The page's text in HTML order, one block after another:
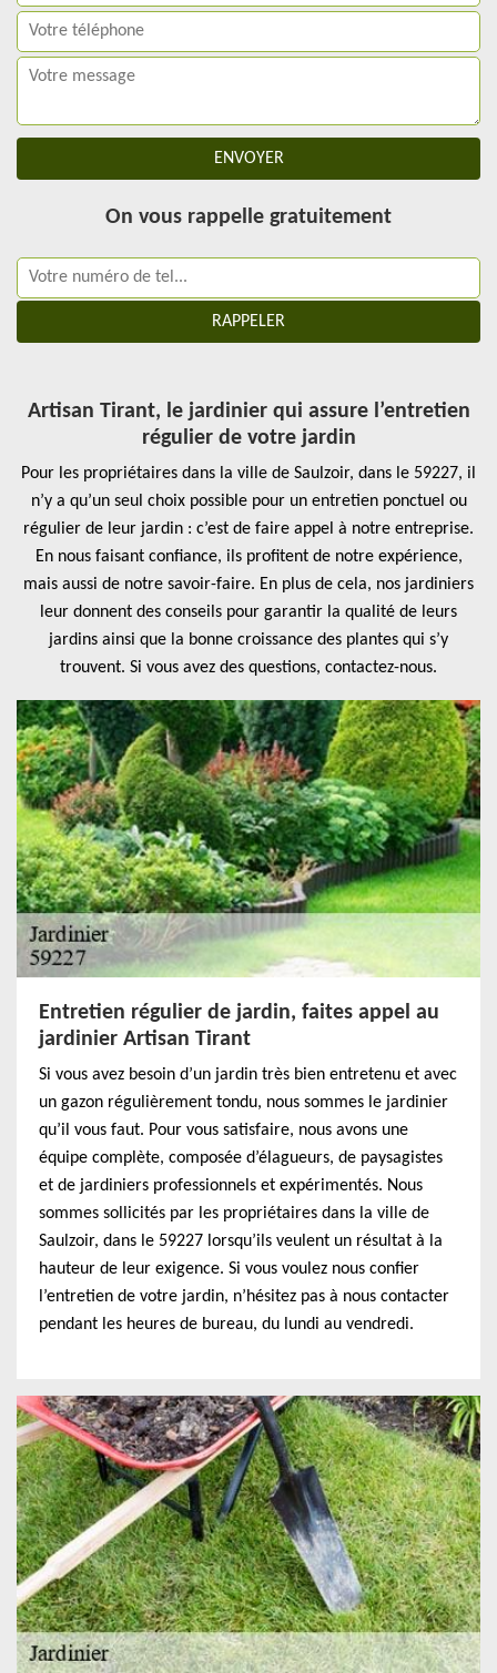
On vous rappelle gratuitement
Artisan Tirant, le jardinier qui assure l’entretien
régulier de votre jardin
Pour les propriétaires dans la ville de Saulzoir, dans le 59227, il
n’y a qu’un seul choix possible pour un entretien ponctuel ou
régulier de leur jardin : c’est de faire appel à notre entreprise.
En nous faisant confiance, ils profitent de notre expérience,
mais aussi de notre savoir-faire. En plus de cela, nos jardiniers
leur donnent des conseils pour garantir la qualité de leurs
jardins ainsi que la bonne croissance des plantes qui s’y
trouvent. Si vous avez des questions, contactez-nous.
Entretien régulier de jardin, faites appel au
jardinier Artisan Tirant
Si vous avez besoin d’un jardin très bien entretenu et avec
un gazon régulièrement tondu, nous sommes le jardinier
qu’il vous faut. Pour vous satisfaire, nous avons une
équipe complète, composée d’élagueurs, de paysagistes
et de jardiniers professionnels et expérimentés. Nous
sommes sollicités par les propriétaires dans la ville de
Saulzoir, dans le 59227 lorsqu’ils veulent un résultat à la
hauteur de leur exigence. Si vous voulez nous confier
l’entretien de votre jardin, n’hésitez pas à nous contacter
pendant les heures de bureau, du lundi au vendredi.